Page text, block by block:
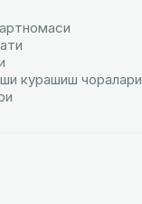
курашиш чоралари